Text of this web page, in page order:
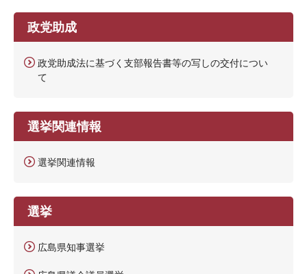
政党助成
政党助成法に基づく支部報告書等の写しの交付につい
て
選挙関連情報
選挙関連情報
選挙
広島県知事選挙